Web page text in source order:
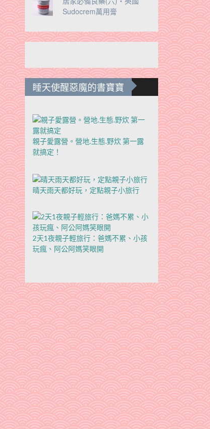
Sudocrem萬用膏
睡天使醒惡魔的書寶寶
親子愛露營。營地.生態.野炊 第一露
就搞定！
晴天雨天都好玩，定點親子小旅行
2天1夜親子輕旅行：爸媽不累、小孩
玩瘋、阿公阿媽笑眼開